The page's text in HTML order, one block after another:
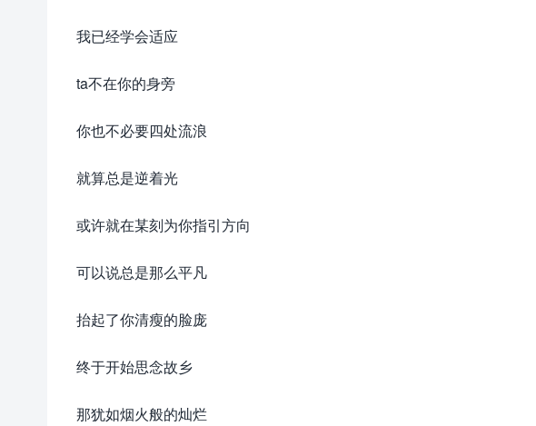
我已经学会适应
ta不在你的身旁
你也不必要四处流浪
就算总是逆着光
或许就在某刻为你指引方向
可以说总是那么平凡
抬起了你清瘦的脸庞
终于开始思念故乡
那犹如烟火般的灿烂